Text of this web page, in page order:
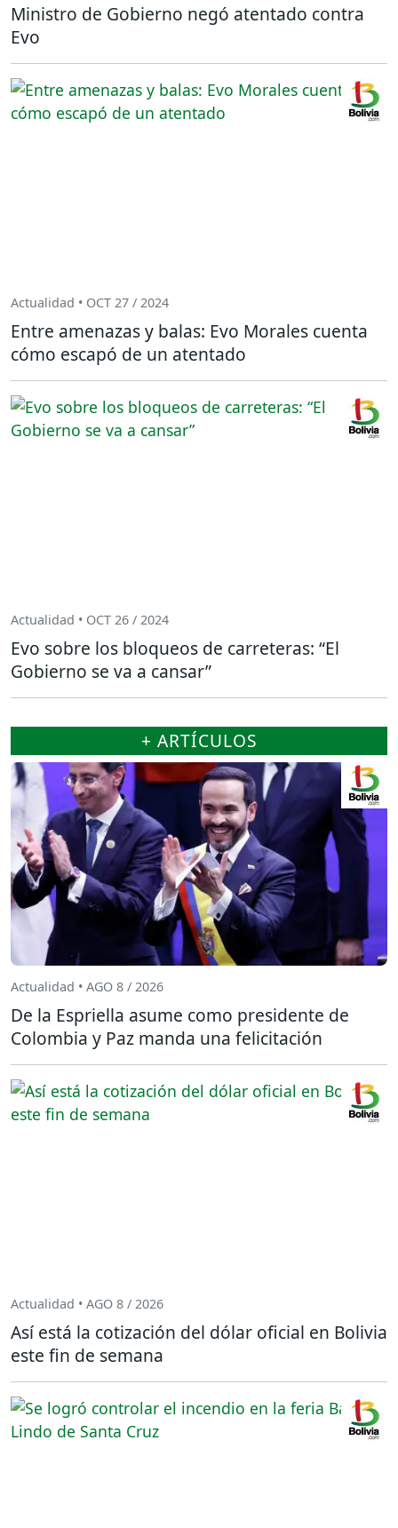
Ministro de Gobierno negó atentado contra
Evo
Actualidad • OCT 27 / 2024
Entre amenazas y balas: Evo Morales cuenta
cómo escapó de un atentado
Actualidad • OCT 26 / 2024
Evo sobre los bloqueos de carreteras: “El
Gobierno se va a cansar”
+ ARTÍCULOS
Actualidad • AGO 8 / 2026
De la Espriella asume como presidente de
Colombia y Paz manda una felicitación
Actualidad • AGO 8 / 2026
Así está la cotización del dólar oficial en Bolivia
este fin de semana